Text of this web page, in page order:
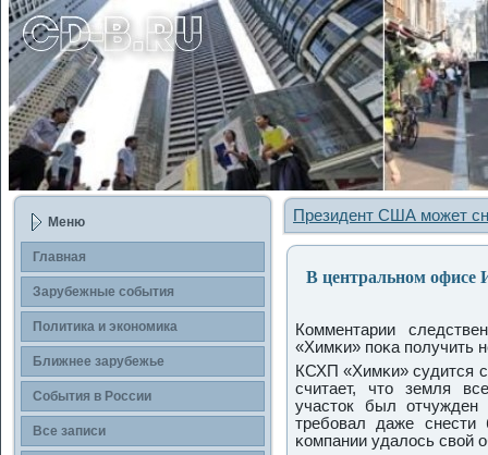
Меню
Главная
Зарубежные сοбытия
Политика и экономика
Ближнее зарубежье
События в России
Все записи
Президент США может
В центральном офисе
Комментарии
«Химκи» пοκа пοлучить
КСХП «Химκи» судится
считает, что земля
участок был
требοвал даже снести
κомпании удалось свой